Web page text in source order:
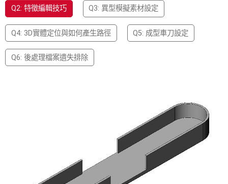
Q2: 特徵編輯技巧 Q3: 異型模擬素材設定
Q4: 3D實體定位與如何產生路徑 Q5: 成型車刀設定
Q6: 後處理檔案遺失排除
加工廠
所有行業